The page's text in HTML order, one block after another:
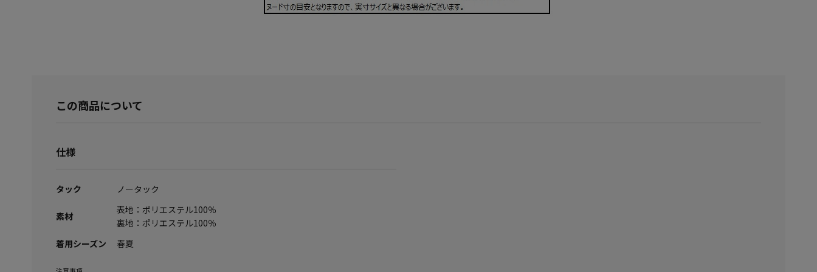
この商品について
仕様
タック ノータック
素材
表地：ポリエステル100％
裏地：ポリエステル100％
着用シーズン
春夏